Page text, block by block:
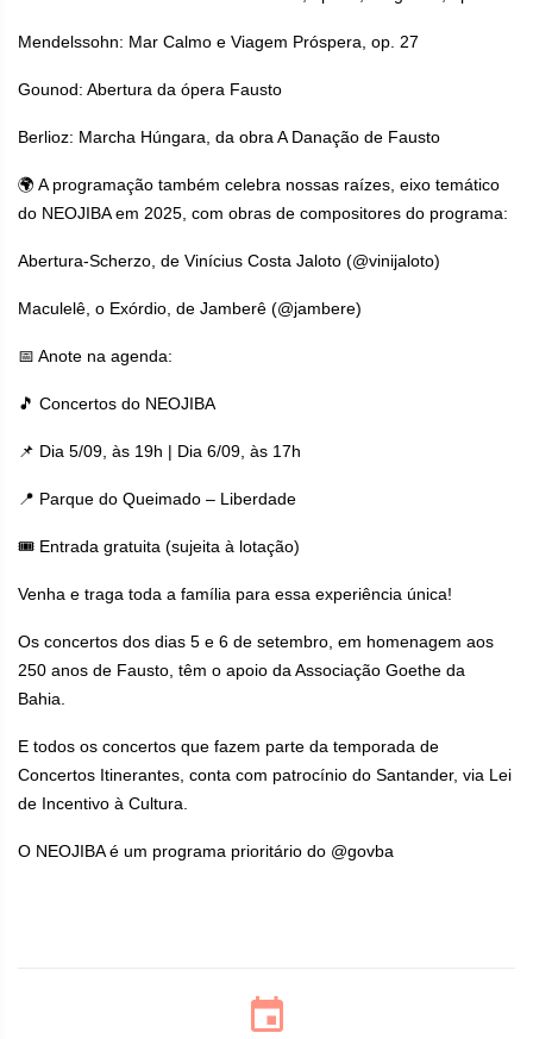
Mendelssohn: Mar Calmo e Viagem Próspera, op. 27
Gounod: Abertura da ópera Fausto
Berlioz: Marcha Húngara, da obra A Danação de Fausto
🌍 A programação também celebra nossas raízes, eixo temático
do NEOJIBA em 2025, com obras de compositores do programa:
Abertura-Scherzo, de Vinícius Costa Jaloto (@vinijaloto)
Maculelê, o Exórdio, de Jamberê (@jambere)
📅 Anote na agenda:
🎵 Concertos do NEOJIBA
📌 Dia 5/09, às 19h | Dia 6/09, às 17h
📍 Parque do Queimado – Liberdade
🎟 Entrada gratuita (sujeita à lotação)
Venha e traga toda a família para essa experiência única!
Os concertos dos dias 5 e 6 de setembro, em homenagem aos
250 anos de Fausto, têm o apoio da Associação Goethe da
Bahia.
E todos os concertos que fazem parte da temporada de
Concertos Itinerantes, conta com patrocínio do Santander, via Lei
de Incentivo à Cultura.
O NEOJIBA é um programa prioritário do @govba